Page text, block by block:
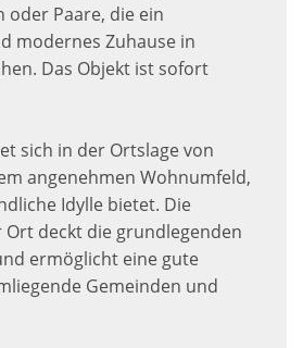
oder Paare, die ein
modernes Zuhause in
Das Objekt ist sofort
sich in der Ortslage von
angenehmen Wohnumfeld,
Idylle bietet. Die
deckt die grundlegenden
ermöglicht eine gute
Gemeinden und